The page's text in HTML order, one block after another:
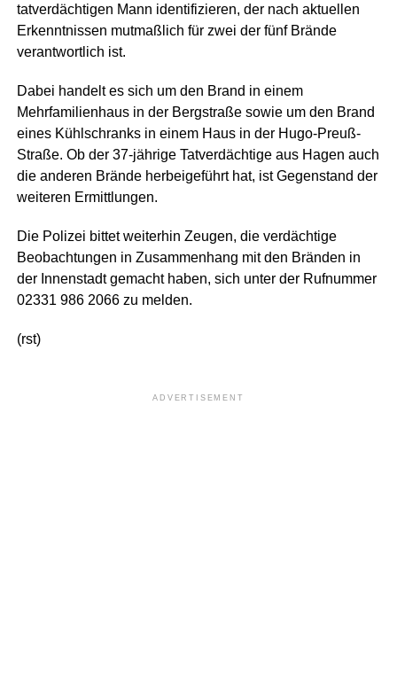
tatverdächtigen Mann identifizieren, der nach aktuellen
Erkenntnissen mutmaßlich für zwei der fünf Brände
verantwortlich ist.
Dabei handelt es sich um den Brand in einem
Mehrfamilienhaus in der Bergstraße sowie um den Brand
eines Kühlschranks in einem Haus in der Hugo-Preuß-
Straße. Ob der 37-jährige Tatverdächtige aus Hagen auch
die anderen Brände herbeigeführt hat, ist Gegenstand der
weiteren Ermittlungen.
Die Polizei bittet weiterhin Zeugen, die verdächtige
Beobachtungen in Zusammenhang mit den Bränden in
der Innenstadt gemacht haben, sich unter der Rufnummer
02331 986 2066 zu melden.
(rst)
ADVERTISEMENT